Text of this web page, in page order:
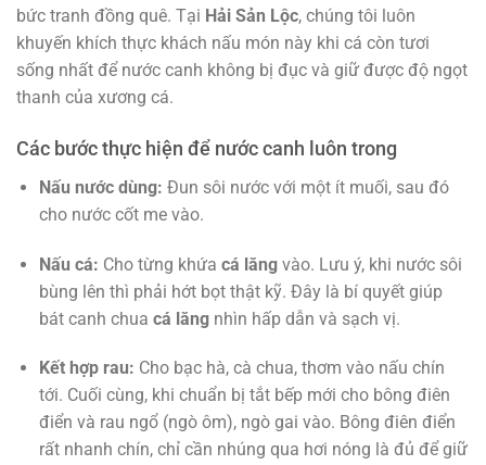
bức tranh đồng quê. Tại Hải Sản Lộc, chúng tôi luôn
khuyến khích thực khách nấu món này khi cá còn tươi
sống nhất để nước canh không bị đục và giữ được độ ngọt
thanh của xương cá.
Các bước thực hiện để nước canh luôn trong
Nấu nước dùng: Đun sôi nước với một ít muối, sau đó
cho nước cốt me vào.
Nấu cá: Cho từng khứa cá lăngvào. Lưu ý, khi nước sôi
bùng lên thì phải hớt bọt thật kỹ. Đây là bí quyết giúp
bát canh chua cá lăngnhìn hấp dẫn và sạch vị.
Kết hợp rau: Cho bạc hà, cà chua, thơm vào nấu chín
tới. Cuối cùng, khi chuẩn bị tắt bếp mới cho bông điên
điển và rau ngổ (ngò ôm), ngò gai vào. Bông điên điển
rất nhanh chín, chỉ cần nhúng qua hơi nóng là đủ để giữ